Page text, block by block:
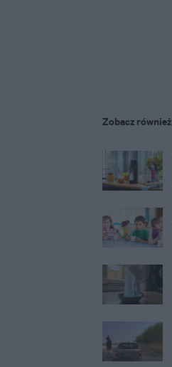
Zobacz również